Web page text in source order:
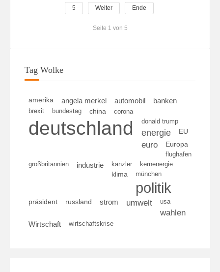
5 Weiter Ende
Seite 1 von 5
Tag Wolke
amerika angela merkel automobil banken
brexit bundestag china corona
deutschland donald trump
energie EU
euro Europa
flughafen
großbritannien industrie kanzler kernenergie
klima münchen
politik
präsident russland strom umwelt usa
wahlen
Wirtschaft wirtschaftskrise